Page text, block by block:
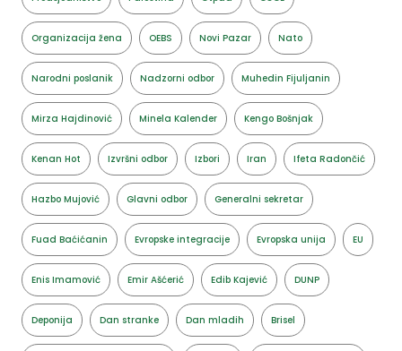
Organizacija žena OEBS Novi Pazar Nato
Narodni poslanik Nadzorni odbor Muhedin Fijuljanin
Mirza Hajdinović Minela Kalender Kengo Bošnjak
Kenan Hot Izvršni odbor Izbori Iran Ifeta Radončić
Hazbo Mujović Glavni odbor Generalni sekretar
Fuad Baćićanin Evropske integracije Evropska unija EU
Enis Imamović Emir Ašćerić Edib Kajević DUNP
Deponija Dan stranke Dan mladih Brisel